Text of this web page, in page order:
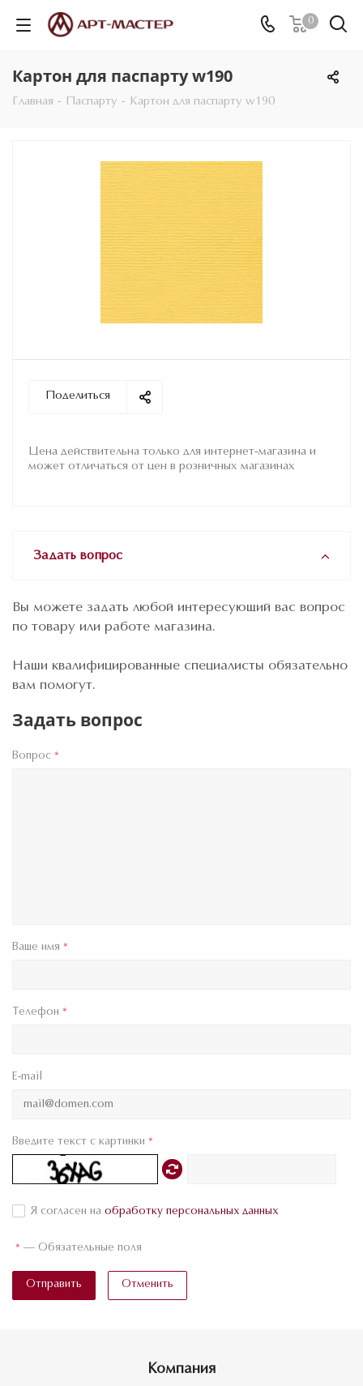
0
Картон для паспарту w190
Главная - Паспарту - Картон для паспарту w190
Поделиться
Цена действительна только для интернет-магазина и
может отличаться от цен в розничных магазинах
Задать вопрос
Вы можете задать любой интересующий вас вопрос
по товару или работе магазина.
Наши квалифицированные специалисты обязательно
вам помогут.
Задать вопрос
Вопрос *
Ваше имя *
Телефон *
E-mail
Введите текст с картинки *
Я согласен на обработку персональных данных
* — Обязательные поля
Отправить Отменить
Компания